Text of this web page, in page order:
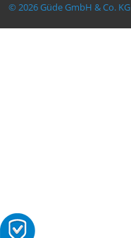
© 2026 Güde GmbH & Co. KG